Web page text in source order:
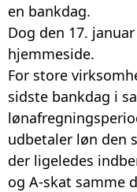
en bankdag.
Dog den 17.
hjemmeside.
For store
sidste bankdag i
udbetaler løn den
der ligeledes
og A-skat samme